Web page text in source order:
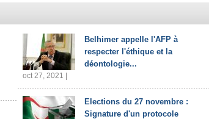
Belhimer appelle l'AFP à
respecter l'éthique et la
déontologie...
oct 27, 2021 |
Elections du 27 novembre :
Signature d'un protocole